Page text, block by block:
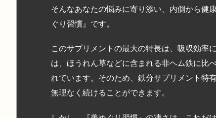
そんなあなたの悩みに寄り添い、内側から健
ぐり習慣』です。
このサプリメントの最大の特長は、吸収効率
は、ほうれん草などに含まれる非ヘム鉄に比
れています。そのため、鉄分サプリメント特
無理なく続けることができます。